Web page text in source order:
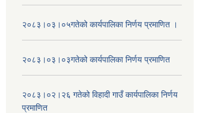
२०८३।०३।०५गतेको कार्यपालिका निर्णय प्रमाणित ।
२०८३।०३।०३गतेको कार्यपालिका निर्णय प्रमाणित
२०८३।०२।२६ गतेको विहादी गाउँ कार्यपालिका निर्णय
प्रमाणित